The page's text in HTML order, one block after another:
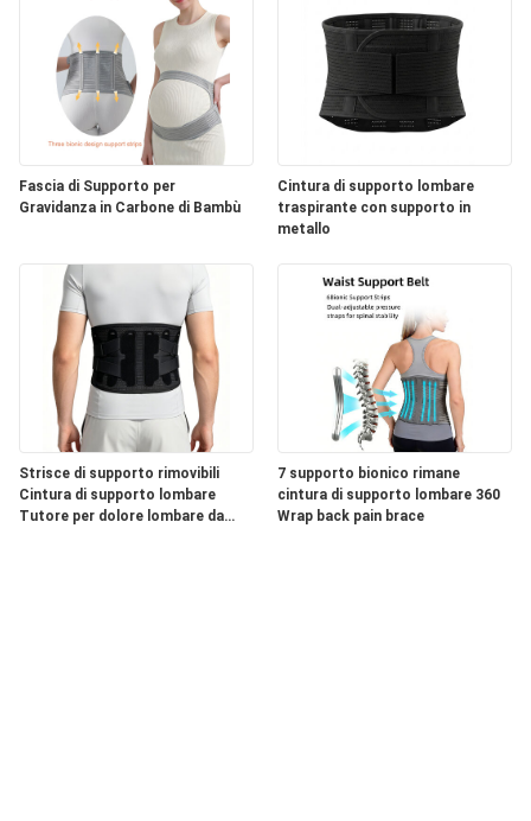
Fascia di Supporto per
Gravidanza in Carbone di Bambù
Cintura di supporto lombare
traspirante con supporto in
metallo
Strisce di supporto rimovibili
Cintura di supporto lombare
Tutore per dolore lombare da
7 supporto bionico rimane
cintura di supporto lombare 360
Wrap back pain brace